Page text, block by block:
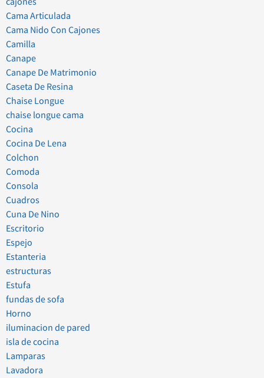
Cama Articulada
Cama Nido Con Cajones
Camilla
Canape
Canape De Matrimonio
Caseta De Resina
Chaise Longue
chaise longue cama
Cocina
Cocina De Lena
Colchon
Comoda
Consola
Cuadros
Cuna De Nino
Escritorio
Espejo
Estanteria
estructuras
Estufa
fundas de sofa
Horno
iluminacion de pared
isla de cocina
Lamparas
Lavadora